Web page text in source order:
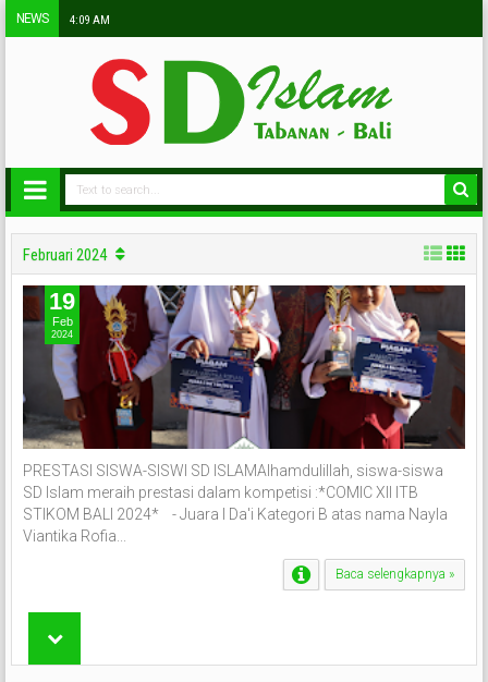
NEWS 4:09 AM
Februari 2024
PRESTASI SISWA-SISWI SD ISLAMAlhamdulillah, siswa-siswa
SD Islam meraih prestasi dalam kompetisi :*COMIC XII ITB
STIKOM BALI 2024* - Juara I Da'i Kategori B atas nama Nayla
Viantika Rofia...
Baca selengkapnya »
19
Feb
2024